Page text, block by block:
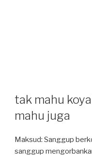
tak mahu
mahu juga
Maksud: Sanggup
sanggup